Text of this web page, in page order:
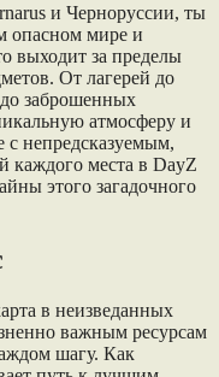
и Черноруссии, ты
опасном мире и
выходит за пределы
От лагерей до
до заброшенных
атмосферу и
с непредсказуемым,
каждого места в DayZ
этого загадочного
в неизведанных
важным ресурсам
шагу. Как